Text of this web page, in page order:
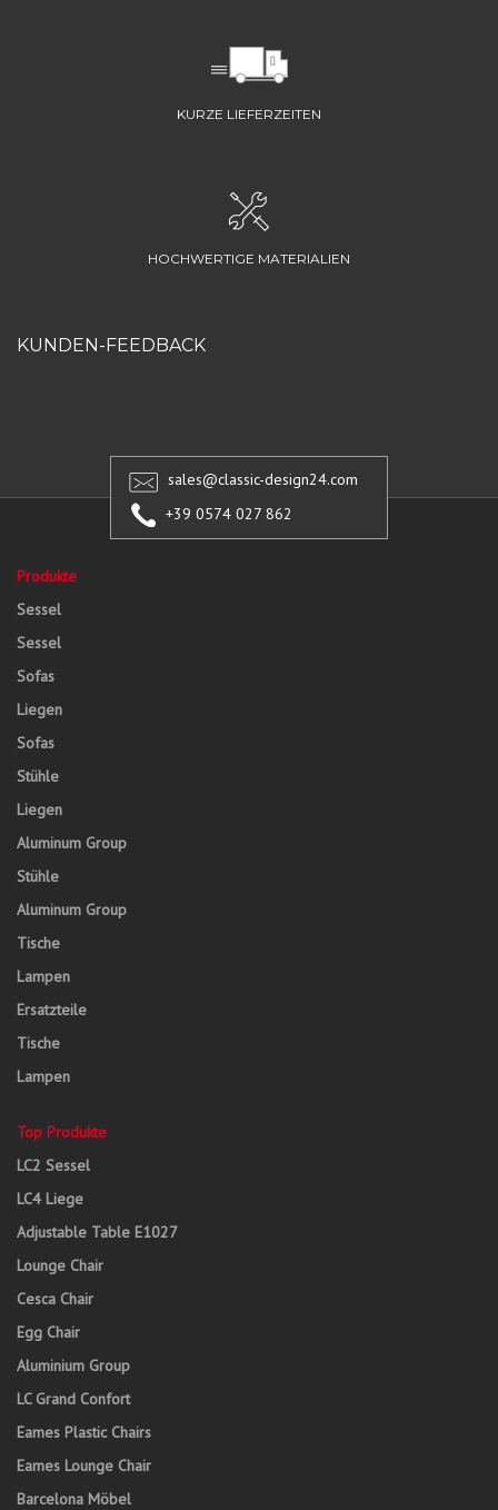
KURZE LIEFERZEITEN
HOCHWERTIGE MATERIALIEN
KUNDEN-FEEDBACK
sales@classic-design24.com
+39 0574 027 862
Produkte
Sessel
Sessel
Sofas
Liegen
Sofas
Stühle
Liegen
Aluminum Group
Stühle
Aluminum Group
Tische
Lampen
Ersatzteile
Tische
Lampen
Top Produkte
LC2 Sessel
LC4 Liege
Adjustable Table E1027
Lounge Chair
Cesca Chair
Egg Chair
Aluminium Group
LC Grand Confort
Eames Plastic Chairs
Eames Lounge Chair
Barcelona Möbel